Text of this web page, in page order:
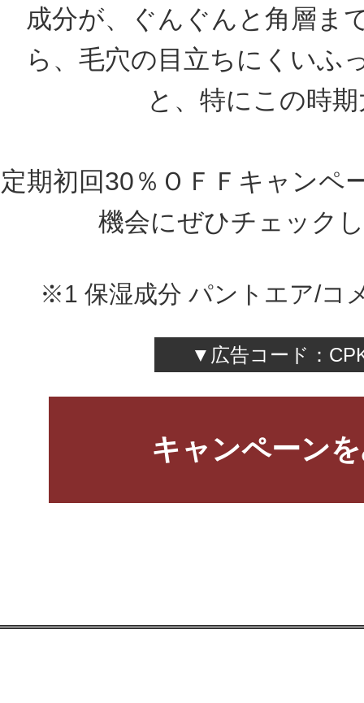
成分が、ぐんぐんと角層ま
ら、毛穴の目立ちにくいふ
と、特にこの時
定期初回30％ＯＦＦキャンペ
機会にぜひチェック
※1 保湿成分 パントエア/コ
▼広告コード：
キャンペーン